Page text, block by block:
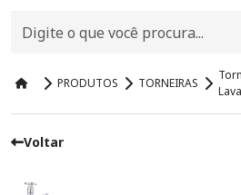
PRODUTOS TORNEIRAS
Voltar